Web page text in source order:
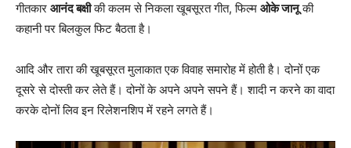
गीतकार आनंद बक्षीकी कलम से निकला खूबसूरत गीत, फिल्‍म ओके जानूकी
कहानी पर बिलकुल फिट बैठता है।
आदि और तारा की खूबसूरत मुलाकात एक विवाह समारोह में होती है। दोनों एक
दूसरे से दोस्‍ती कर लेते हैं। दोनों के अपने अपने सपने हैं। शादी न करने का वादा
करके दोनों लिव इन रिलेशनशिप में रहने लगते हैं।